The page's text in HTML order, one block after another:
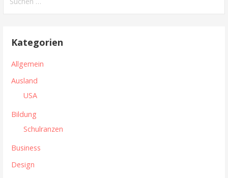
Kategorien
Allgemein
Ausland
USA
Bildung
Schulranzen
Business
Design